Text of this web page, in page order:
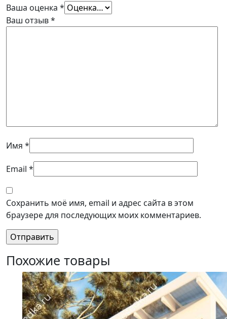
Ваша оценка *
Ваш отзыв*
Имя *
Email *
Сохранить моё имя, email и адрес сайта в этом
браузере для последующих моих комментариев.
Похожие товары